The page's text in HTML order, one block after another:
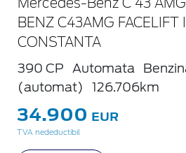
Mercedes-Benz C 43
BENZ C43AMG FACELIFT
CONSTANTA
390 CP Automata
(automat)
126.706km
34.900 EUR
TVA nedeductibil